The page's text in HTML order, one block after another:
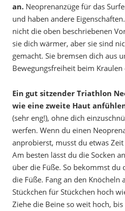
an. Neoprenanzüge für das
und haben andere
nicht die oben beschriebenen
sie dich wärmer, aber sie sind
gemacht. Sie bremsen dich aus
Bewegungsfreiheit beim Kraulen
Ein gut sitzender Triathlon
wie eine zweite Haut
(sehr eng!), ohne dich
werfen. Wenn du einen
anprobierst, musst du etwas
Am besten lässt du die Socken
über die Füße. So bekommst du
die Füße. Fang an den Knöcheln
Stückchen für Stückchen hoch
Ziehe die Beine so weit hoch,